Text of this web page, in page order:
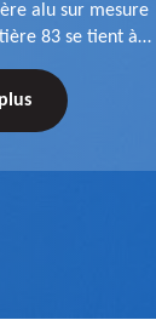
alu sur mesure
83 se tient à
faites-nous